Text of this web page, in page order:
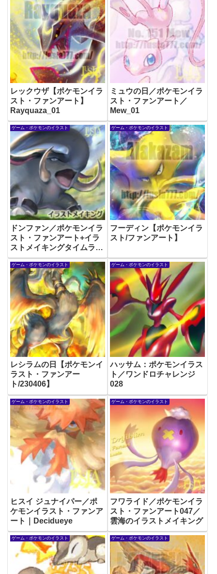
レックウザ【ポケモンイラ
スト・ファンアート】
Rayquaza_01
ミュウの日／ポケモンイラ
スト・ファンアート／
Mew_01
ゲーム・ポケモンのイラスト
ドンファン／ポケモンイラ
スト・ファンアート+イラ
ストメイキングタイムラプ
スあり
ゲーム・ポケモンのイラスト
フーディン【ポケモンイラ
スト/ファンアート】
ゲーム・ポケモンのイラスト
レシラムの日【ポケモンイ
ラスト・ファンアー
ト/230406】
ゲーム・ポケモンのイラスト
ハッサム：ポケモンイラス
ト／ワンドロチャレンジ
028
ゲーム・ポケモンのイラスト
ヒスイ ジュナイパー／ポ
ケモンイラスト・ファンア
ート｜Decidueye
ゲーム・ポケモンのイラスト
フワライド／ポケモンイラ
スト・ファンアート047／
雲海のイラストメイキング
ゲーム・ポケモンのイラスト ゲーム・ポケモンのイラスト